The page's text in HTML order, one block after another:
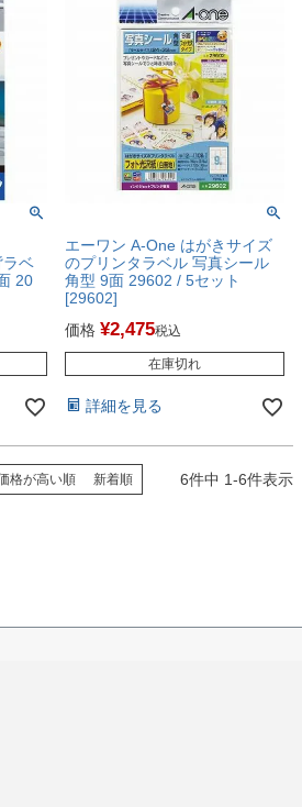
ベ
20
エーワン A-One はがきサイズ
のプリンタラベル 写真シール
角型 9面 29602 / 5セット
[29602]
価格 ¥2,475税込
在庫切れ
詳細を見る
格が高い順 新着順 6件中 1-6件表示